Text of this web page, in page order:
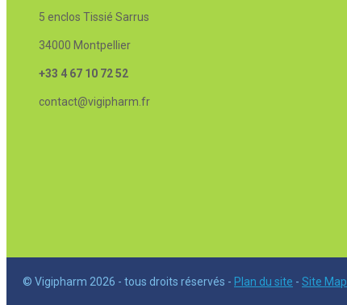
5 enclos Tissié Sarrus
34000 Montpellier
+33 4 67 10 72 52
contact@vigipharm.fr
© Vigipharm 2026 - tous droits réservés - Plan du site - Site Map